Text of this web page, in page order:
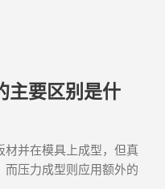
主要区别是什
材并在模具上成型，但真
而压力成型则应用额外的